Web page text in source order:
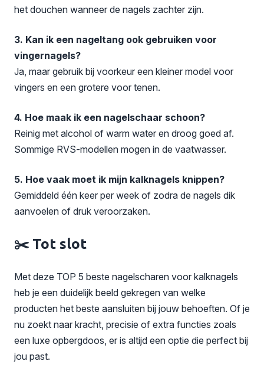
het douchen wanneer de nagels zachter zijn.
3. Kan ik een nageltang ook gebruiken voor
vingernagels?
Ja, maar gebruik bij voorkeur een kleiner model voor
vingers en een grotere voor tenen.
4. Hoe maak ik een nagelschaar schoon?
Reinig met alcohol of warm water en droog goed af.
Sommige RVS-modellen mogen in de vaatwasser.
5. Hoe vaak moet ik mijn kalknagels knippen?
Gemiddeld één keer per week of zodra de nagels dik
aanvoelen of druk veroorzaken.
✂️ Tot slot
Met deze TOP 5 beste nagelscharen voor kalknagels
heb je een duidelijk beeld gekregen van welke
producten het beste aansluiten bij jouw behoeften. Of je
nu zoekt naar kracht, precisie of extra functies zoals
een luxe opbergdoos, er is altijd een optie die perfect bij
jou past.